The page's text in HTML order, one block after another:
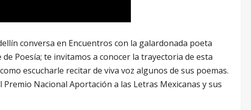
conversa en Encuentros con la galardonada poeta
Poesía; te invitamos a conocer la trayectoria de esta
escucharle recitar de viva voz algunos de sus poemas.
Nacional Aportación a las Letras Mexicanas y sus